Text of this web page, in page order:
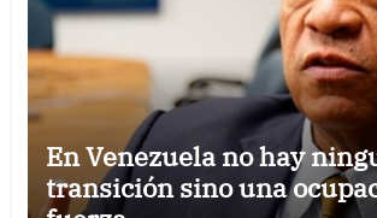
En Venezuela no hay
transición sino una